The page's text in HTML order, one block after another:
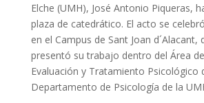
Elche (UMH), José Antonio Piqueras,
plaza de catedrático. El acto se
en el Campus de Sant Joan d´Alacant,
presentó su trabajo dentro del Área
Evaluación y Tratamiento Psicológico
Departamento de Psicología de la